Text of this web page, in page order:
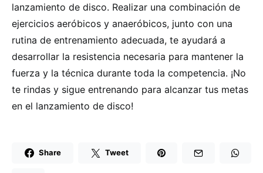
lanzamiento de disco. Realizar una combinación de
ejercicios aeróbicos y anaeróbicos, junto con una
rutina de entrenamiento adecuada, te ayudará a
desarrollar la resistencia necesaria para mantener la
fuerza y la técnica durante toda la competencia. ¡No
te rindas y sigue entrenando para alcanzar tus metas
en el lanzamiento de disco!
Share Tweet